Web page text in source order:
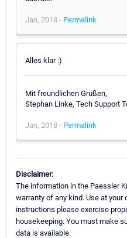
Jan, 2018 - Permalink
Alles klar :)
Mit freundlichen Grüßen,
Stephan Linke, Tech Support
Jan, 2018 - Permalink
Disclaimer:
The information in the Paessler
warranty of any kind. Use at your
instructions please exercise
housekeeping. You must make
data is available.